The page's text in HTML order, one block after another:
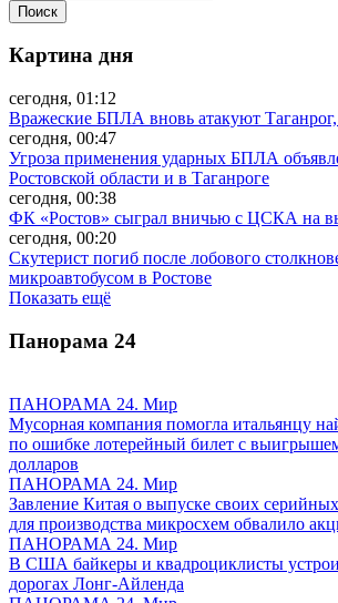
Картина дня
сегодня, 01:12
Вражеские БПЛА вновь атакуют
сегодня, 00:47
Угроза применения ударных БПЛА
Ростовской области и в Таганроге
сегодня, 00:38
ФК «Ростов» сыграл вничью с ЦСКА на
сегодня, 00:20
Скутерист погиб после лобового
микроавтобусом в Ростове
Показать ещё
Панорама 24
ПАНОРАМА 24. Мир
Мусорная компания помогла итальянцу
по ошибке лотерейный билет с
долларов
ПАНОРАМА 24. Мир
Завление Китая о выпуске своих
для производства микросхем обвалило
ПАНОРАМА 24. Мир
В США байкеры и квадроциклисты
дорогах Лонг-Айленда